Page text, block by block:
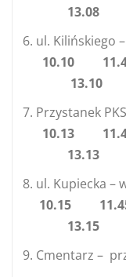
13.08
ul. Kilińskiego
10.10
13.10
Przystanek
10.13
13.13
ul. Kupiecka –
10.15
13.15
Cmentarz –